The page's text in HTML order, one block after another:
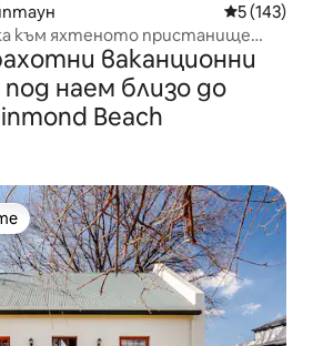
Средна
5 (143)
към яхтеното пристанище
ваканционни
наем близо до
Beach
на гостите